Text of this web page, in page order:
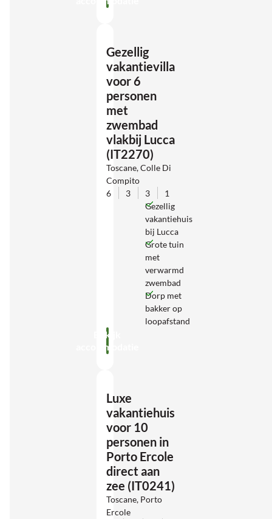
Gezellig
vakantievilla
voor 6
personen
met
zwembad
vlakbij Lucca
(IT2270)
Toscane, Colle Di
Compito
6
3 3
1
Gezellig
vakantiehuis
bij Lucca
Grote tuin
met
verwarmd
zwembad
Dorp met
bakker op
loopafstand
Bekijk
accommodatie
Luxe
vakantiehuis
voor 10
personen in
Porto Ercole
direct aan
zee (IT0241)
Toscane, Porto
Ercole